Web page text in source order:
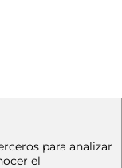
para analizar
el